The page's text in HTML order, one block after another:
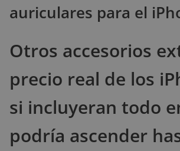
auriculares para el
Otros accesorios
precio real de los
si incluyeran todo
podría ascender